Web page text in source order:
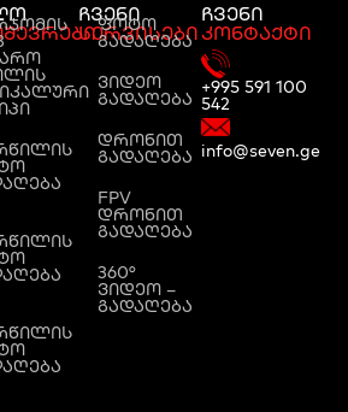
ჩვენი
სერვისები
ფოტო
გადაღება
ვიდეო
გადაღება
დრონით
გადაღება
FPV
დრონით
გადაღება
360°
ვიდეო –
გადაღება
ჩვენი
კონტაქტი
+995 591 100
542
info@seven.ge